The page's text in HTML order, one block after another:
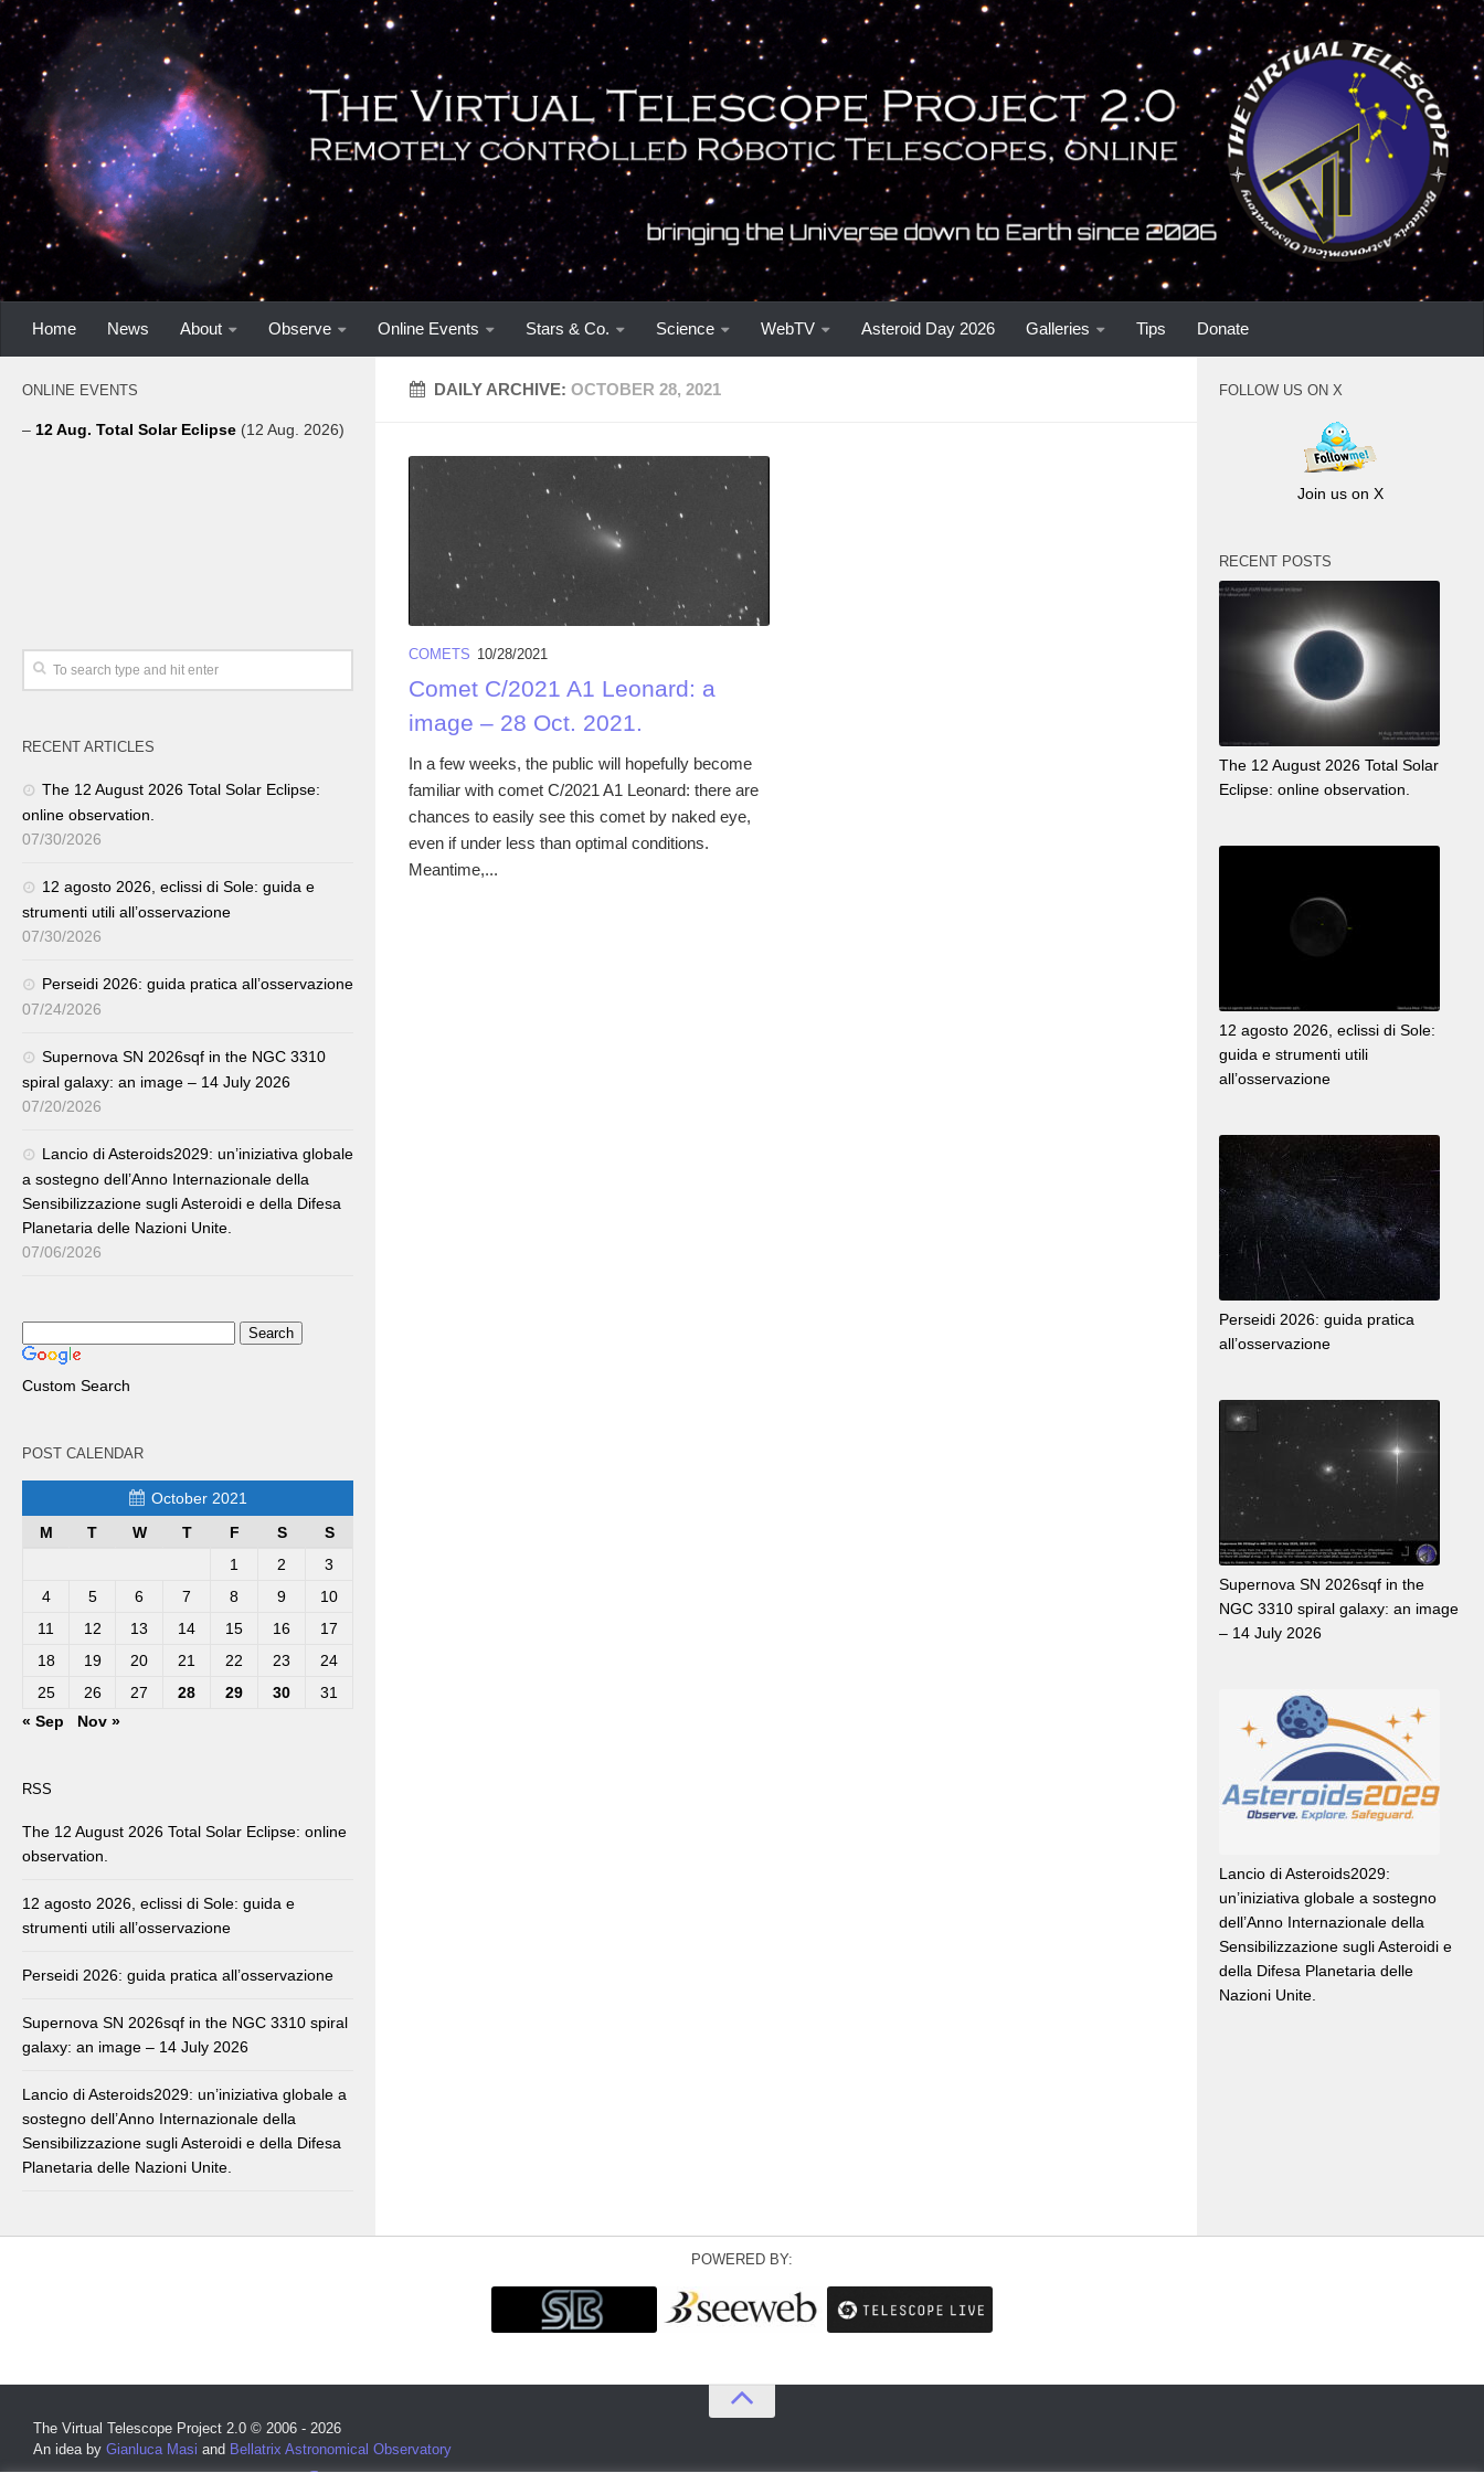
Home News About Observe Online Events Stars & Co. Science WebTV Asteroid Day 2026 Galleries Tips Donate
DAILY ARCHIVE:OCTOBER 28, 2021
COMETS 10/28/2021
Comet C/2021 A1 Leonard: a
image – 28 Oct. 2021.
In a few weeks, the public will hopefully become
familiar with comet C/2021 A1 Leonard: there are
chances to easily see this comet by naked eye,
even if under less than optimal conditions.
Meantime,...
ONLINE EVENTS
– 12 Aug. Total Solar Eclipse (12 Aug. 2026)
RECENT ARTICLES
The 12 August 2026 Total Solar Eclipse:
online observation.
07/30/2026
12 agosto 2026, eclissi di Sole: guida e
strumenti utili all’osservazione
07/30/2026
Perseidi 2026: guida pratica all’osservazione
07/24/2026
Supernova SN 2026sqf in the NGC 3310
spiral galaxy: an image – 14 July 2026
07/20/2026
Lancio di Asteroids2029: un’iniziativa globale
a sostegno dell’Anno Internazionale della
Sensibilizzazione sugli Asteroidi e della Difesa
Planetaria delle Nazioni Unite.
07/06/2026
Custom Search
POST CALENDAR
October 2021
M
T W T F S
S
1
2
3
4
5 6 7 8 9
10
11
12 13 14 15 16
17
18
19 20 21 22 23
24
25
26 27 28 29 30
31
« Sep
Nov »
RSS
The 12 August 2026 Total Solar Eclipse: online
observation.
12 agosto 2026, eclissi di Sole: guida e
strumenti utili all’osservazione
Perseidi 2026: guida pratica all’osservazione
Supernova SN 2026sqf in the NGC 3310 spiral
galaxy: an image – 14 July 2026
Lancio di Asteroids2029: un’iniziativa globale a
sostegno dell’Anno Internazionale della
Sensibilizzazione sugli Asteroidi e della Difesa
Planetaria delle Nazioni Unite.
FOLLOW US ON X
Join us on X
RECENT POSTS
The 12 August 2026 Total Solar
Eclipse: online observation.
12 agosto 2026, eclissi di Sole:
guida e strumenti utili
all’osservazione
Perseidi 2026: guida pratica
all’osservazione
Supernova SN 2026sqf in the
NGC 3310 spiral galaxy: an image
– 14 July 2026
Lancio di Asteroids2029:
un’iniziativa globale a sostegno
dell’Anno Internazionale della
Sensibilizzazione sugli Asteroidi e
della Difesa Planetaria delle
Nazioni Unite.
POWERED BY:
The Virtual Telescope Project 2.0 © 2006 - 2026
An idea by Gianluca Masi and Bellatrix Astronomical Observatory